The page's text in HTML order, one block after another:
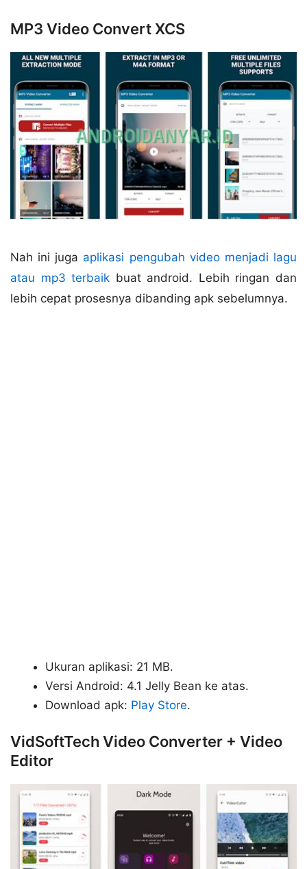
MP3 Video Convert XCS
Nah ini juga aplikasi pengubah video menjadi lagu
atau mp3 terbaik buat android. Lebih ringan dan
lebih cepat prosesnya dibanding apk sebelumnya.
Ukuran aplikasi: 21 MB.
Versi Android: 4.1 Jelly Bean ke atas.
Download apk: Play Store.
VidSoftTech Video Converter + Video
Editor